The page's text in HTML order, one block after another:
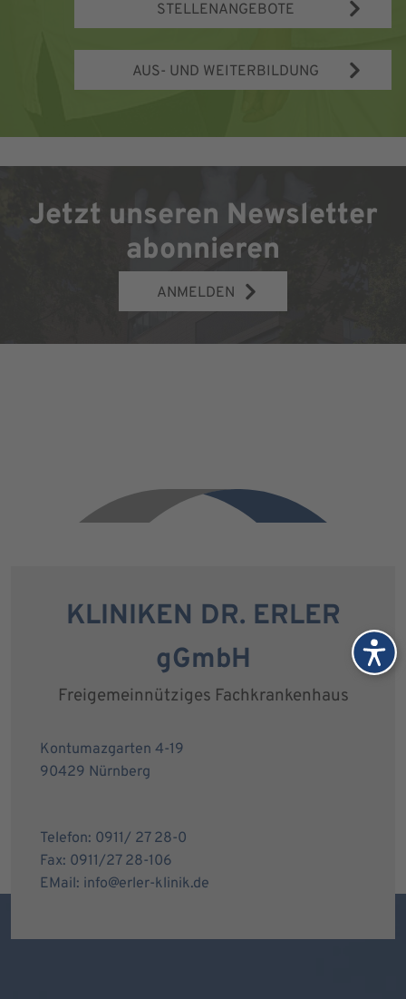
STELLENANGEBOTE
AUS- UND WEITERBILDUNG
Jetzt unseren Newsletter
abonnieren
ANMELDEN
KLINIKEN DR. ERLER
gGmbH
Freigemeinnütziges Fachkrankenhaus
Kontumazgarten 4-19
90429 Nürnberg
Telefon: 0911/ 27 28-0
Fax: 0911/27 28-106
EMail: info@erler-klinik.de